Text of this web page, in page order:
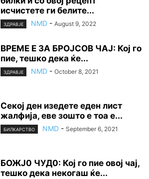
исчистете ги белите...
ЗДРАВЈЕ NMD - August 9, 2022
ВРЕМЕ Е ЗА БРОЈСОВ ЧАЈ: Кој го
пие, тешко дека ќе...
ЗДРАВЈЕ NMD - October 8, 2021
Секој ден изедете еден лист
жалфија, еве зошто е тоа е...
БИЛКАРСТВО NMD - September 6, 2021
БОЖЈ0 ЧУД0: Кој го пие овој чај,
тeшко дека некогаш ќе...